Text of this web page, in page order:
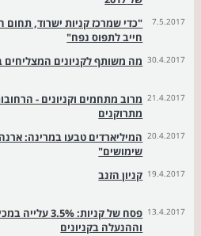
7.5.2017
"כדי שמרכז קניות ישרוד, תחום
חייב לתפוס נפח"
30.4.2017 מה משותף לקניונים המצליחים
21.4.2017 מרוב מתחמים וקניונים -
מתרוקנים
20.4.2017 המיליארדים טבעו במרינה:
שימושים"
19.4.2017 קניון הזנב
13.4.2017
פסח של קניות: 3.5%
וההנעלה בקניונים